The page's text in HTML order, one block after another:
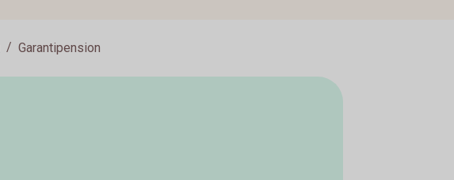
Garantipension